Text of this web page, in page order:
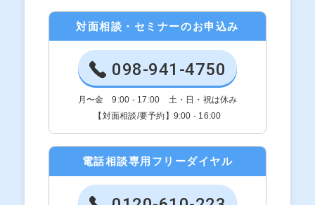
対面相談・セミナーのお申込み
098-941-4750
月〜金 9:00 - 17:00 土・日・祝は休み
【対面相談/要予約】9:00 - 16:00
電話相談専用フリーダイヤル